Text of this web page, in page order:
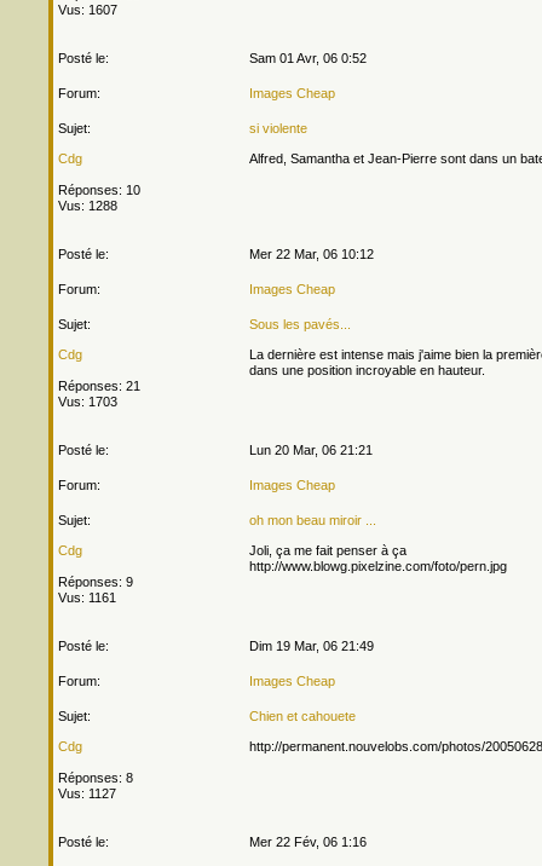
Vus: 1607
Posté le: Sam 01 Avr, 06 0:52
Forum: Images Cheap
Sujet: si violente
Cdg
Réponses: 10
Vus: 1288
Alfred, Samantha et Jean-Pierre sont dans un
Posté le: Mer 22 Mar, 06 10:12
Forum: Images Cheap
Sujet: Sous les pavés...
Cdg
Réponses: 21
Vus: 1703
La dernière est intense mais j'aime bien la
dans une position incroyable en hauteur.
Posté le: Lun 20 Mar, 06 21:21
Forum: Images Cheap
Sujet: oh mon beau miroir ...
Cdg
Réponses: 9
Vus: 1161
Joli, ça me fait penser à ça
http://www.blowg.pixelzine.com/foto/pern.jpg
Posté le: Dim 19 Mar, 06 21:49
Forum: Images Cheap
Sujet: Chien et cahouete
Cdg
Réponses: 8
Vus: 1127
http://permanent.nouvelobs.com/photos/
Posté le: Mer 22 Fév, 06 1:16